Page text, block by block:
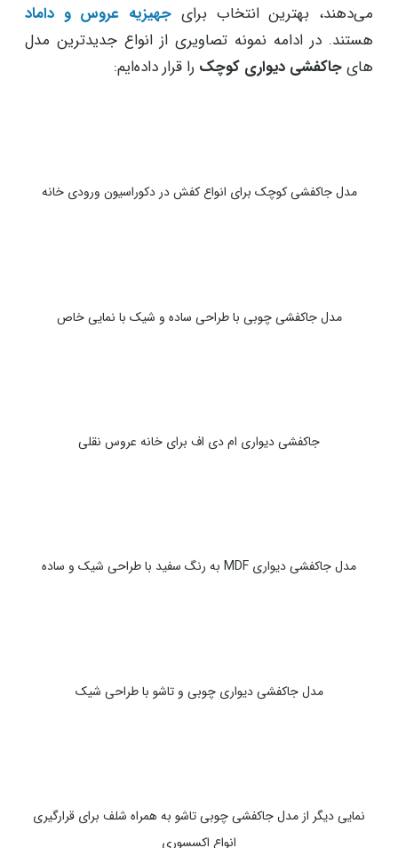
می‌دهند، بهترین انتخاب برای جهیزیه عروس و داماد
هستند. در ادامه نمونه تصاویری از انواع جدیدترین مدل
هایجاکفشی دیواری کوچکرا قرار داده‌ایم:
مدل جاکفشی کوچک برای انواع کفش در دکوراسیون ورودی خانه
مدل جاکفشی چوبی با طراحی ساده و شیک با نمایی خاص
جاکفشی دیواری ام دی اف برای خانه عروس نقلی
مدل جاکفشی دیواری MDF به رنگ سفید با طراحی شیک و ساده
مدل جاکفشی دیواری چوبی و تاشو با طراحی شیک
نمایی دیگر از مدل جاکفشی چوبی تاشو به همراه شلف برای قرارگیری
انواع اکسسوری